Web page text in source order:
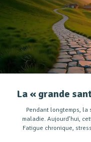
La « grande
Pendant longtemps, la
maladie. Aujourd’hui,
Fatigue chronique,